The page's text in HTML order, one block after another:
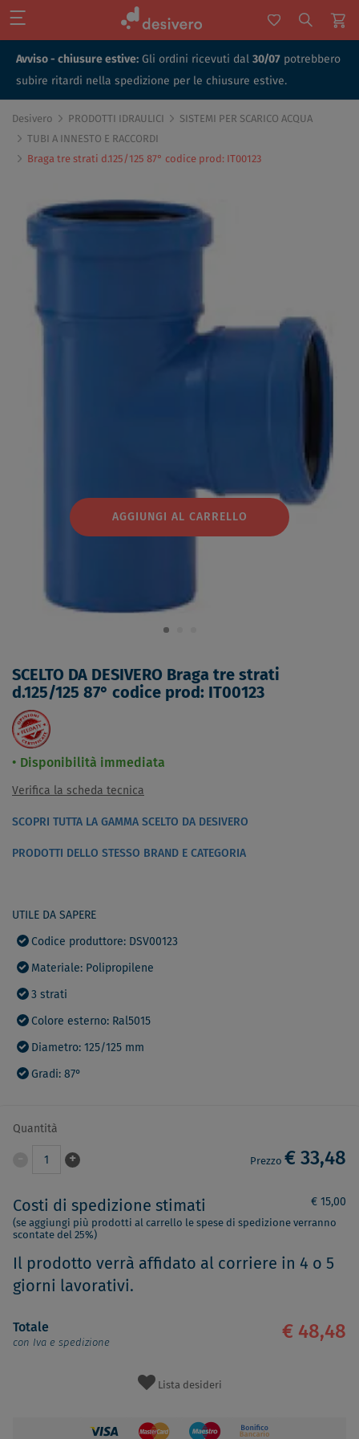
Avviso - chiusure estive: Gli ordini ricevuti dal 30/07 potrebbero
subire ritardi nella spedizione per le chiusure estive.
Desivero PRODOTTI IDRAULICI
SISTEMI PER SCARICO ACQUA
TUBI A INNESTO E RACCORDI
Braga tre strati d.125/125 87° codice prod: IT00123
AGGIUNGI AL CARRELLO
SCELTO DA DESIVERO Braga tre strati
d.125/125 87° codice prod: IT00123
Disponibilità immediata
Verifica la scheda tecnica
SCOPRI TUTTA LA GAMMA SCELTO DA DESIVERO
PRODOTTI DELLO STESSO BRAND E CATEGORIA
UTILE DA SAPERE
Codice produttore: DSV00123
Materiale: Polipropilene
3 strati
Colore esterno: Ral5015
Diametro: 125/125 mm
Gradi: 87°
Quantità
1 + Prezzo € 33,48
Costi di spedizione stimati € 15,00
(se aggiungi più prodotti al carrello le spese di spedizione verranno
scontate del 25%)
Il prodotto verrà affidato al corriere in 4 o 5
giorni lavorativi.
Totale
con Iva e spedizione
€ 48,48
Lista desideri